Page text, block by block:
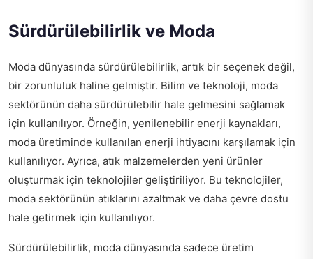
Sürdürülebilirlik ve Moda
Moda dünyasında sürdürülebilirlik, artık bir seçenek değil,
bir zorunluluk haline gelmiştir. Bilim ve teknoloji, moda
sektörünün daha sürdürülebilir hale gelmesini sağlamak
için kullanılıyor. Örneğin, yenilenebilir enerji kaynakları,
moda üretiminde kullanılan enerji ihtiyacını karşılamak için
kullanılıyor. Ayrıca, atık malzemelerden yeni ürünler
oluşturmak için teknolojiler geliştiriliyor. Bu teknolojiler,
moda sektörünün atıklarını azaltmak ve daha çevre dostu
hale getirmek için kullanılıyor.
Sürdürülebilirlik, moda dünyasında sadece üretim